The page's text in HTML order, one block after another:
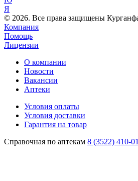
Я
© 2026. Все права защищены
Компания
Помощь
Лицензии
О компании
Новости
Вакансии
Аптеки
Условия оплаты
Условия доставки
Гарантия на товар
Справочная по аптекам 8 (3522) 410-